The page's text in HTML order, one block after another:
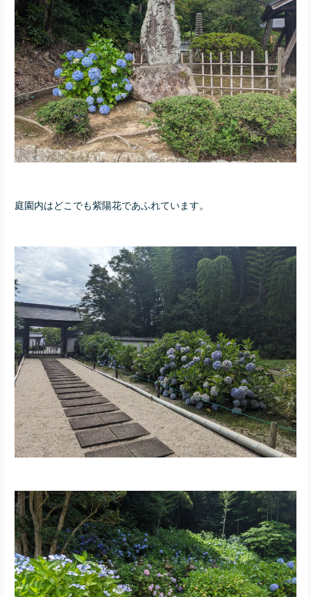
庭園内はどこでも紫陽花であふれています。